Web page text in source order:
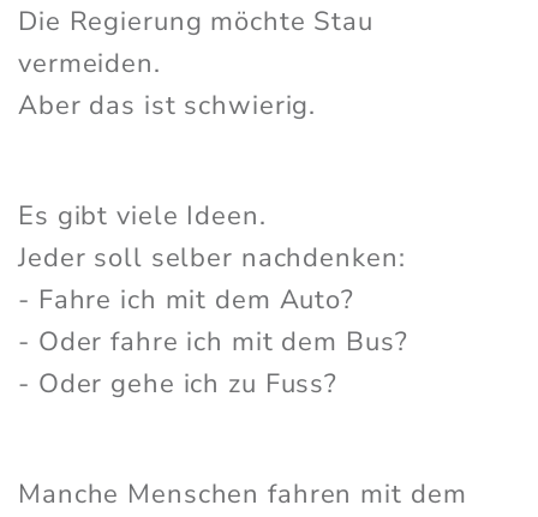
Die Regierung möchte Stau
vermeiden.
Aber das ist schwierig.
Es gibt viele Ideen.
Jeder soll selber nachdenken:
- Fahre ich mit dem Auto?
- Oder fahre ich mit dem Bus?
- Oder gehe ich zu Fuss?
Manche Menschen fahren mit dem